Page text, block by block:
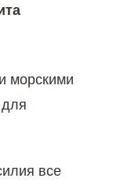
морскими
все